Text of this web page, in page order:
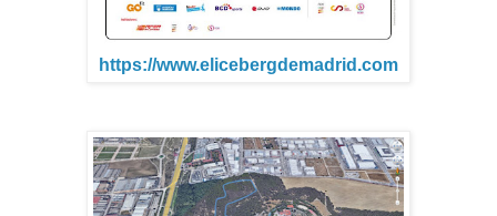
https://www.elicebergdemadrid.com